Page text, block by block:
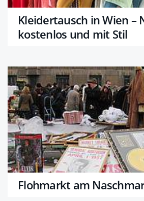
Kleidertausch in Wien –
kostenlos und mit Stil
Flohmarkt am